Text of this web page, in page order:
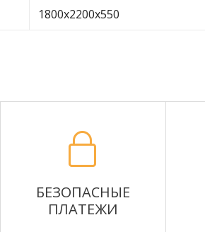
1800х2200х550
БЕЗОПАСНЫЕ
ПЛАТЕЖИ